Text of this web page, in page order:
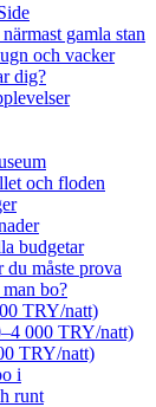
gamla stan
och vacker
dig?
och floden
budgetar
du måste prova
bo?
TRY/natt)
000 TRY/natt)
TRY/natt)
i
runt